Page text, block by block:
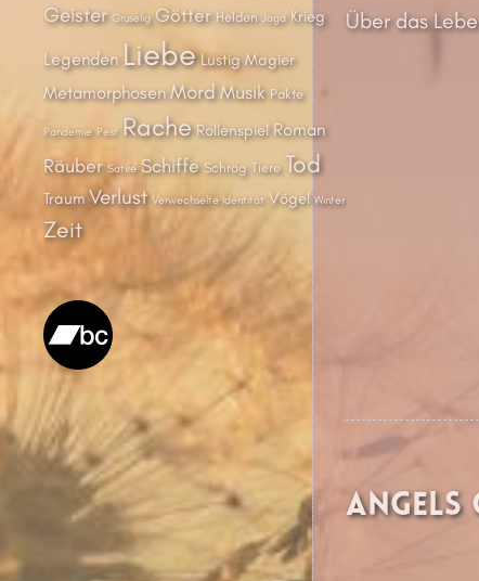
Über das
Angels
Geister Gruselig Götter Helden Jagd Krieg
Legenden Liebe Lustig Magier
Metamorphosen MordMusik Pakte
Pandemie Pest Rache Rollenspiel Roman
Räuber Satire Schiffe Schräg Tiere Tod
Traum Verlust Verwechselte Identität Vögel Winter
Zeit